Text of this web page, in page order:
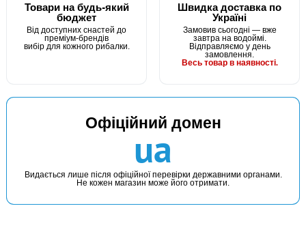
Товари на будь-який
бюджет
Від доступних снастей до
преміум-брендів
вибір для кожного рибалки.
Швидка доставка по
Україні
Замовив сьогодні — вже
завтра на водоймі.
Відправляємо у день
замовлення.
Весь товар в наявності.
Офіційний домен
ua
Видається лише після офіційної перевірки державними органами.
Не кожен магазин може його отримати.